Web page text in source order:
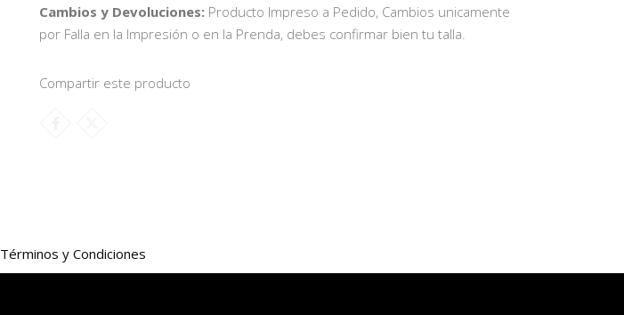
Cambios y Devoluciones: Producto Impreso a Pedido, Cambios unicamente
por Falla en la Impresión o en la Prenda, debes confirmar bien tu talla.
Compartir este producto
Términos y Condiciones